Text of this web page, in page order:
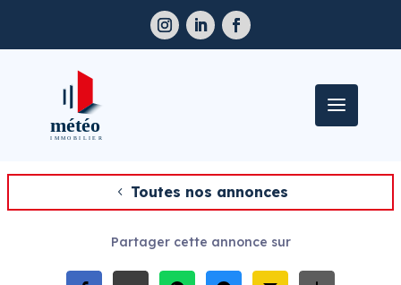
Toutes nos annonces
Partager cette annonce sur